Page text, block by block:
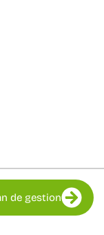
de gestion